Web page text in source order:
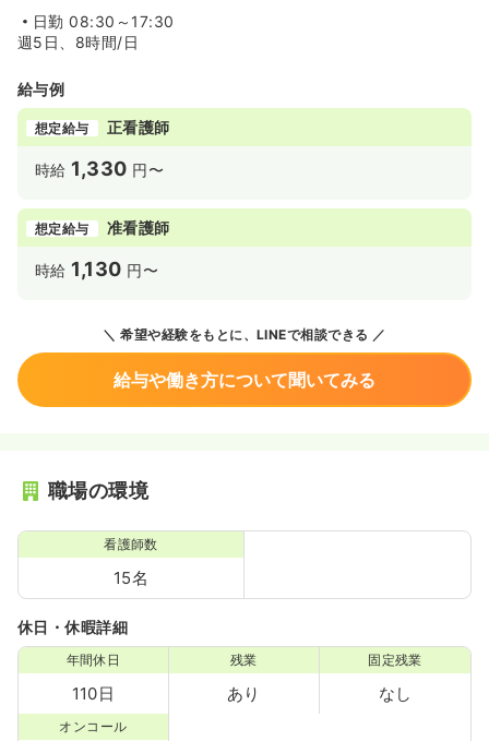
日勤 08:30～17:30
週5日、8時間/日
給与例
想定給与 正看護師
時給 1,330 円〜
想定給与 准看護師
時給 1,130 円〜
希望や経験をもとに、LINEで相談できる
給与や働き方について聞いてみる
職場の環境
看護師数
15名
休日・休暇詳細
年間休日
110日
残業
あり
固定残業
なし
オンコール